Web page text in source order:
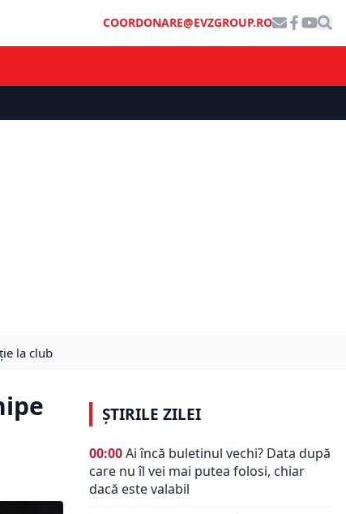
COORDONARE@EVZGROUP.RO
la club
ȘTIRILE ZILEI
00:00Ai încă buletinul vechi? Data după
care nu îl vei mai putea folosi, chiar
dacă este valabil